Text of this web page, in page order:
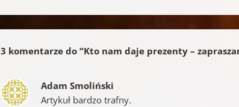
3 komentarze do “Kto nam daje prezenty –
Adam Smoliński
Artykuł bardzo trafny.